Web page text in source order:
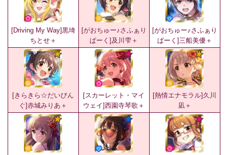
[Driving My Way]黒埼
ちとせ＋
[がおちゅー♪さふぁり
ぱーく]及川雫＋
[がおちゅー♪さふぁり
ぱーく]三船美優＋
[きらきら☆だいびん
ぐ]赤城みりあ＋
[スカーレット・マイ
ウェイ]西園寺琴歌＋
[熱情エナモラル]久川
凪＋